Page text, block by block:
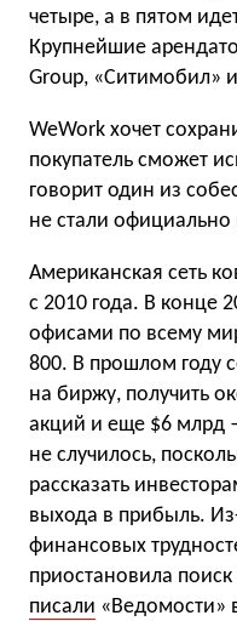
четыре, а в пятом
Крупнейшие
Group, «Ситимобил»
WeWork хочет
покупатель сможет
говорит один из
не стали
Американская сеть
с 2010 года. В конце
офисами по всему
800. В прошлом году
на биржу, получить
акций и еще $6 млрд
не случилось,
рассказать
выхода в прибыль.
финансовых
приостановила
писали «Ведомости»